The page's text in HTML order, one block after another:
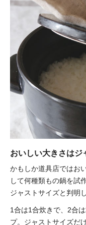
おいしい大きさはジ
かもしか道具店ではお
して何種類もの鍋を試
ジャストサイズと判明
1合は1合炊きで、2合
プ。ジャストサイズだ